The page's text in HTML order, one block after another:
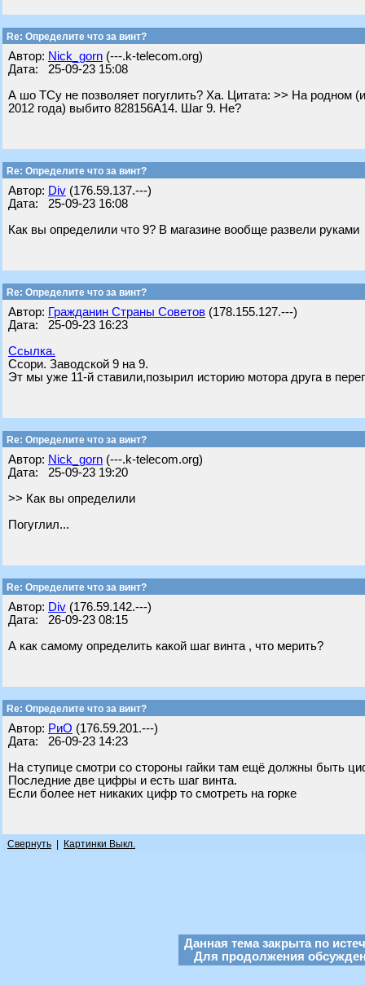
Re: Определите что за винт?
Автор: Nick_gorn (---.k-telecom.org)
Дата: 25-09-23 15:08
А шо ТСу не позволяет погуглить? Ха. Цитата: >> На родном
2012 года) выбито 828156A14. Шаг 9. Не?
Re: Определите что за винт?
Автор: Div (176.59.137.---)
Дата: 25-09-23 16:08
Как вы определили что 9? В магазине вообще развели руками
Re: Определите что за винт?
Автор: Гражданин Страны Советов (178.155.127.---)
Дата: 25-09-23 16:23
Ссылка.
Ссори. Заводской 9 на 9.
Эт мы уже 11-й ставили,позырил историю мотора друга в
Re: Определите что за винт?
Автор: Nick_gorn (---.k-telecom.org)
Дата: 25-09-23 19:20
>> Как вы определили
Погуглил...
Re: Определите что за винт?
Автор: Div (176.59.142.---)
Дата: 26-09-23 08:15
А как самому определить какой шаг винта , что мерить?
Re: Определите что за винт?
Автор: РиО (176.59.201.---)
Дата: 26-09-23 14:23
На ступице смотри со стороны гайки там ещё должны быть
Последние две цифры и есть шаг винта.
Если более нет никаких цифр то смотреть на горке
Свернуть Картинки Выкл.
Данная тема закрыта по
Для продолжения